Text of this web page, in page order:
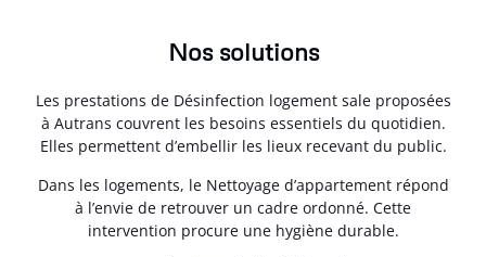
Nos solutions
Les prestations de Désinfection logement sale proposées
à Autrans couvrent les besoins essentiels du quotidien.
Elles permettent d’embellir les lieux recevant du public.
Dans les logements, le Nettoyage d’appartement répond
à l’envie de retrouver un cadre ordonné. Cette
intervention procure une hygiène durable.